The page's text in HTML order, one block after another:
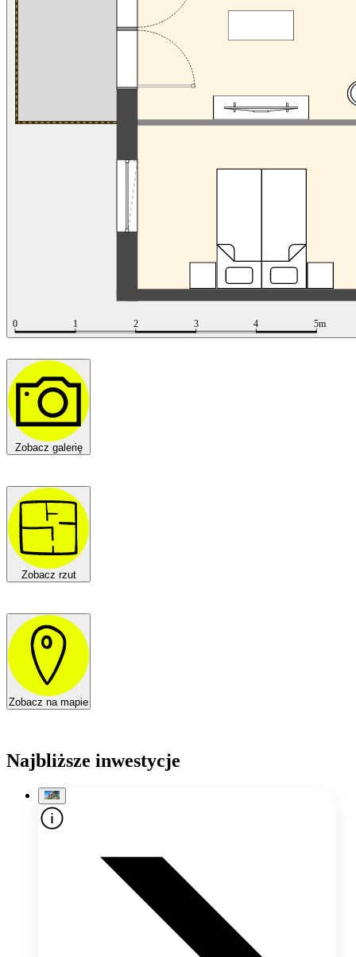
Zobacz galerię
Zobacz rzut
Zobacz na mapie
Najbliższe inwestycje